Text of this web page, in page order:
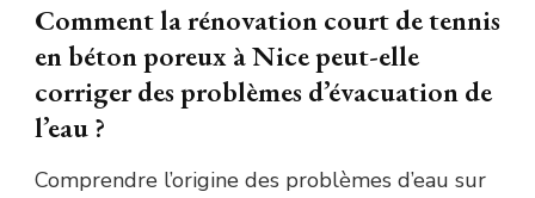
Comment la rénovation court de tennis
en béton poreux à Nice peut-elle
corriger des problèmes d’évacuation de
l’eau ?
Comprendre l’origine des problèmes d’eau sur